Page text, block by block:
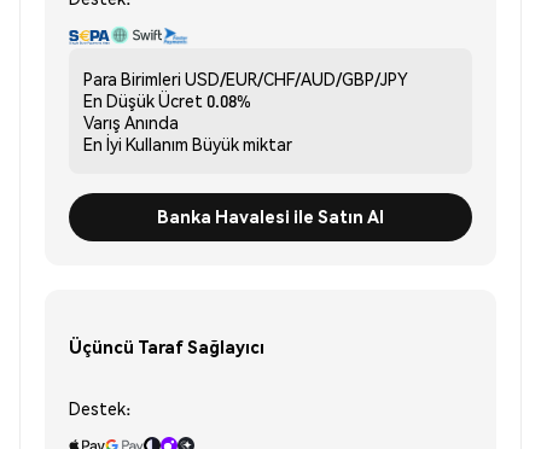
Para Birimleri USD/EUR/CHF/AUD/GBP/JPY
En Düşük Ücret 0.08%
Varış Anında
En İyi Kullanım Büyük miktar
Banka Havalesi ile Satın Al
Üçüncü Taraf Sağlayıcı
Destek: